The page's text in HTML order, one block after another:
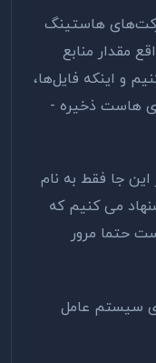
هاستینگ
مقدار منابع
و اینکه فایل‌ها،
تصاویر و اطلاعات سایت خود را بر روی هاست‌ ذخیره ­
این جا فقط به نام
می کنیم که
حتما مرور
سیستم عامل